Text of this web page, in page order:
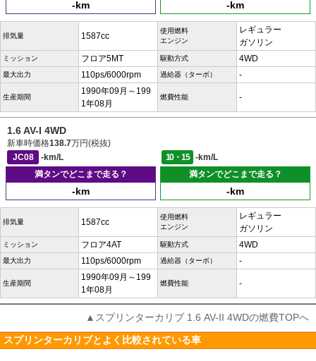
-km -km
排気量 1587cc
使用燃料
エンジン
レギュラー
ガソリン
ミッション フロア5MT 駆動方式 4WD
最大出力 110ps/6000rpm 過給器（ターボ） -
生産期間
1990年09月～199
1年08月
燃費性能 -
1.6 AV-I 4WD
新車時価格138.7万円(税抜)
JC08
-km/L 10・15
-km/L
満タンでどこまで走る？
-km
満タンでどこまで走る？
-km
排気量 1587cc
使用燃料
エンジン
レギュラー
ガソリン
ミッション フロア4AT 駆動方式 4WD
最大出力 110ps/6000rpm 過給器（ターボ） -
生産期間
1990年09月～199
1年08月
燃費性能 -
▲スプリンターカリブ 1.6 AV-II 4WDの燃費TOPへ
スプリンターカリブとよく比較されている車